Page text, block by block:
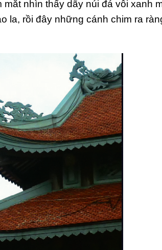
nhìn thấy dãy núi đá vôi xanh
la, rồi đây những cánh chim ra